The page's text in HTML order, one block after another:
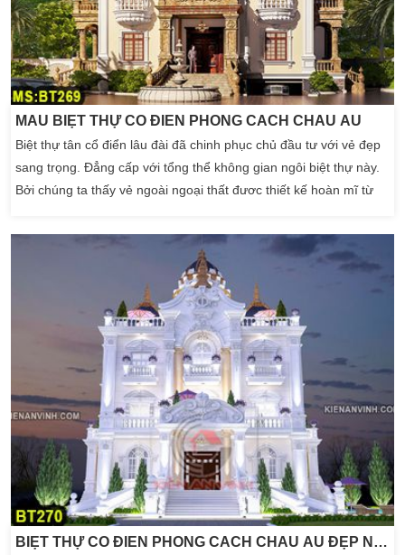
MẪU BIỆT THỰ CỔ ĐIỂN PHONG CÁCH CHÂU ÂU
Biệt thự tân cổ điển lâu đài đã chinh phục chủ đầu tư với vẻ đẹp
sang trọng. Đẳng cấp với tổng thể không gian ngôi biệt thự này.
Bởi chúng ta thấy vẻ ngoài ngoại thất đươc thiết kế hoàn mĩ từ
thự tân cổ điển đẹp đã nói rõ nét đẹp riêng đến tổng thể vẻ đẹp
BIỆT THỰ CỔ ĐIỂN PHONG CÁCH CHÂU ÂU ĐẸP NHẤT